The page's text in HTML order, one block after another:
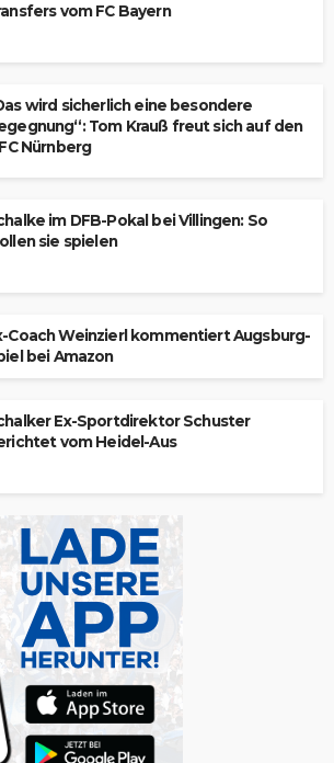
vom FC Bayern
wird sicherlich eine besondere
Tom Krauß freut sich auf den
FC Nürnberg
im DFB-Pokal bei Villingen: So
sie spielen
Coach Weinzierl kommentiert Augsburg-
bei Amazon
Ex-Sportdirektor Schuster
vom Heidel-Aus